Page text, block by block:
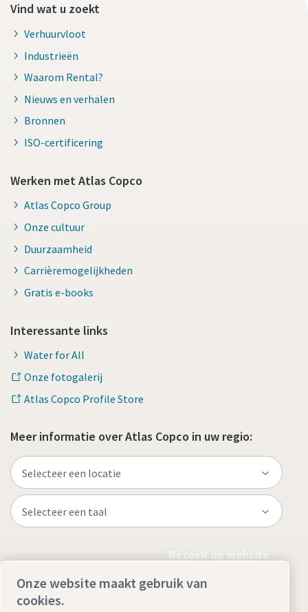
Vind wat u zoekt
Verhuurvloot
Industrieën
Waarom Rental?
Nieuws en verhalen
Bronnen
ISO-certificering
Werken met Atlas Copco
Atlas Copco Group
Onze cultuur
Duurzaamheid
Carrièremogelijkheden
Gratis e-books
Interessante links
Water for All
Onze fotogalerij
Atlas Copco Profile Store
Meer informatie over Atlas Copco in uw regio:
Bezoek de website
Onze website maakt gebruik van
cookies.